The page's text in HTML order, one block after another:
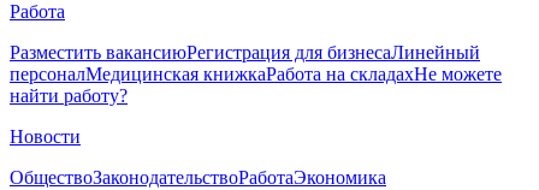
Работа
Разместить вакансиюРегистрация для бизнесаЛинейный
персоналМедицинская книжкаРабота на складахНе можете
найти работу?
Новости
ОбществоЗаконодательствоРаботаЭкономика